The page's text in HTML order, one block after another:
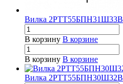
Вилка 2РТТ55БПН31Ш33В
В корзину В корзине
В корзину В корзине
Вилка 2РТТ55БПН30Ш32В